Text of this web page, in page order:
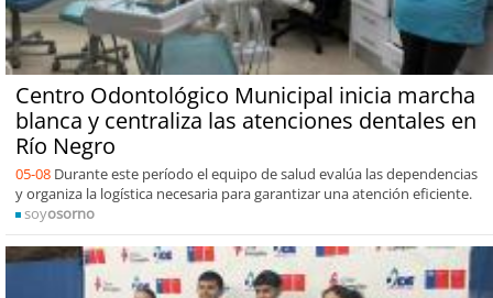
Centro Odontológico Municipal inicia marcha
blanca y centraliza las atenciones dentales en
Río Negro
05-08 Durante este período el equipo de salud evalúa las dependencias
y organiza la logística necesaria para garantizar una atención eficiente.
soyosorno